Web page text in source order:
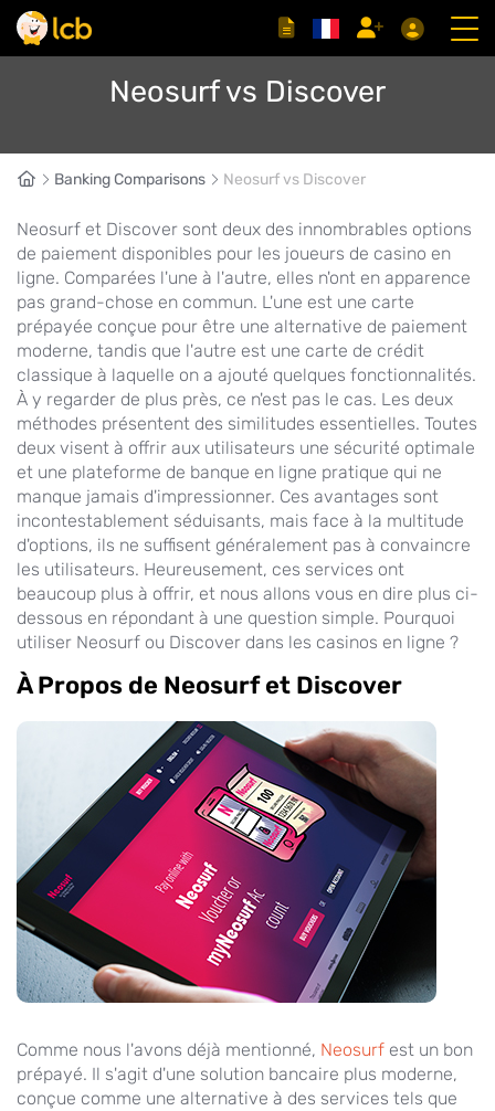
Neosurf vs Discover
Banking Comparisons Neosurf vs Discover
Neosurf et Discover sont deux des innombrables options
de paiement disponibles pour les joueurs de casino en
ligne. Comparées l'une à l'autre, elles n'ont en apparence
pas grand-chose en commun. L'une est une carte
prépayée conçue pour être une alternative de paiement
moderne, tandis que l'autre est une carte de crédit
classique à laquelle on a ajouté quelques fonctionnalités.
À y regarder de plus près, ce n'est pas le cas. Les deux
méthodes présentent des similitudes essentielles. Toutes
deux visent à offrir aux utilisateurs une sécurité optimale
et une plateforme de banque en ligne pratique qui ne
manque jamais d'impressionner. Ces avantages sont
incontestablement séduisants, mais face à la multitude
d'options, ils ne suffisent généralement pas à convaincre
les utilisateurs. Heureusement, ces services ont
beaucoup plus à offrir, et nous allons vous en dire plus ci-
dessous en répondant à une question simple. Pourquoi
utiliser Neosurf ou Discover dans les casinos en ligne ?
À Propos de Neosurf et Discover
Comme nous l'avons déjà mentionné, Neosurf est un bon
prépayé. Il s'agit d'une solution bancaire plus moderne,
conçue comme une alternative à des services tels que